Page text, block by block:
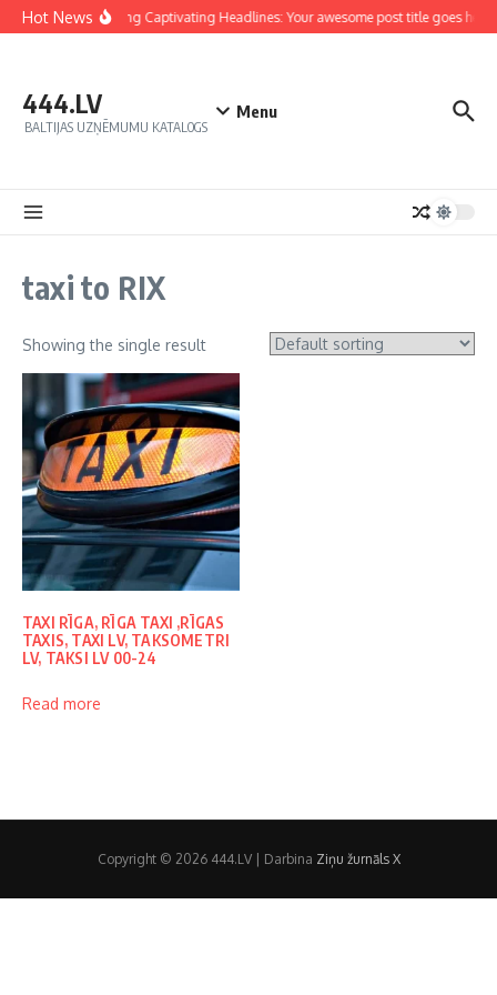
Hot NewsCrafting Captivating Headlines: Your awesome post title goes here
444.LV
BALTIJAS UZŅĒMUMU KATALOGS
Menu
taxi to RIX
Showing the single result
TAXI RĪGA, RĪGA TAXI ,RĪGAS
TAXIS, TAXI LV, TAKSOMETRI
LV, TAKSI LV 00-24
Read more
Copyright © 2026 444.LV | Darbina Ziņu žurnāls X